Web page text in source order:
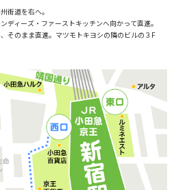
街道を右へ。
ディーズ・ファーストキッチンへ向かって直進。
そのまま直進。マツモトキヨシの隣のビルの３F